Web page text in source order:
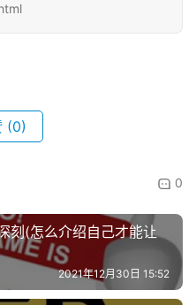
(0)
0
刻(怎么介绍自己才能让
2021年12月30日 15:52